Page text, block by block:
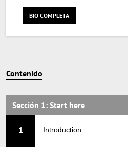
BIO COMPLETA
Contenido
Sección 1: Start here
1 Introduction